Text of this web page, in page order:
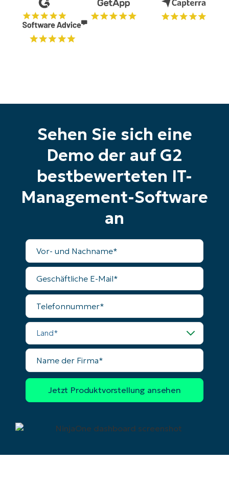
Sehen Sie sich eine
Demo der auf G2
bestbewerteten IT-
Management-Software
an
Vollständiger
Name
Geschäftliche
Mail
Telefonnummer
Land
Name
der
Firma
First
and
last
name*
Business
Land
Company